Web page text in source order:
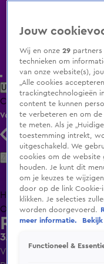
Uitzending Gemist Populaire
ClipsFilmsRadioSmart
Volg KIJK
Zoeken
HomeUitzending Gemist
Oranjezomer
Radio 538
3JS met Los Vast bij
Vr 15 mei, 16:54
Jouw
Wij en onze29 partners
technieken om
van onze website(s),
„Alle cookies
trackingtechnologieën
content te kunnen
te verbeteren en om
te meten. Als je
toestemming intrekt,
uitgeschakeld. We
cookies om de website
houden. Je kunt dit
om je keuzes te
door op de link
klikken. Je selecties
worden doorgevoerd.
meer informatie.
Functioneel &